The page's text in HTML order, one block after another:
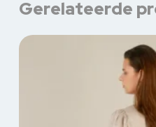
Gerelateerde